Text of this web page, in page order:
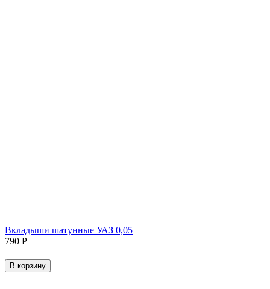
Вкладыши шатунные УАЗ 0,05
‍790‍ Р
В корзину